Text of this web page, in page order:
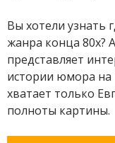
Вы хотели узнать
жанра конца 80х?
представляет
истории юмора на
хватает только
полноты картины.